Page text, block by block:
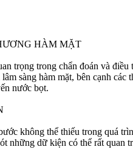
HÀM MẶT
trọng trong chẩn đoán và
sàng hàm mặt, bên cạnh
nước bọt.
không thể thiếu trong quá
những dữ kiện có thể rất quan